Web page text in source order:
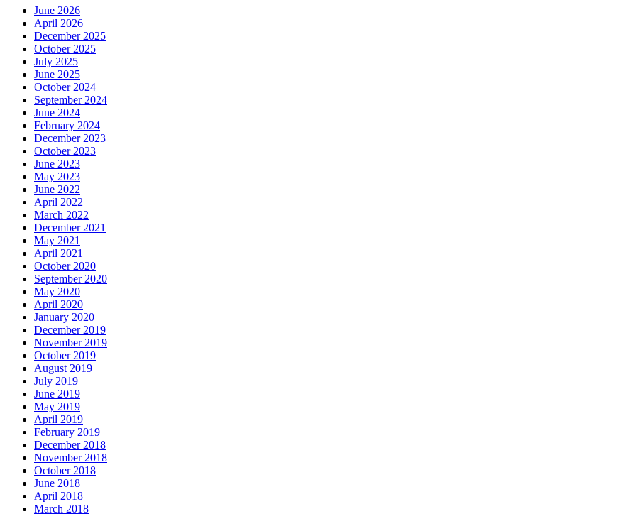
June 2026
April 2026
December 2025
October 2025
July 2025
June 2025
October 2024
September 2024
June 2024
February 2024
December 2023
October 2023
June 2023
May 2023
June 2022
April 2022
March 2022
December 2021
May 2021
April 2021
October 2020
September 2020
May 2020
April 2020
January 2020
December 2019
November 2019
October 2019
August 2019
July 2019
June 2019
May 2019
April 2019
February 2019
December 2018
November 2018
October 2018
June 2018
April 2018
March 2018